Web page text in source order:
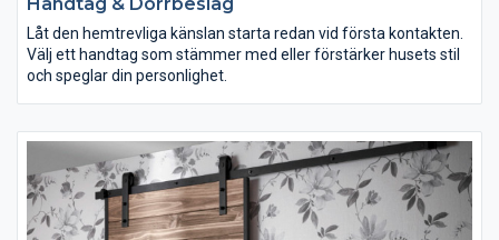
Låt den hemtrevliga känslan starta redan vid första kontakten.
Välj ett handtag som stämmer med eller förstärker husets stil
och speglar din personlighet.